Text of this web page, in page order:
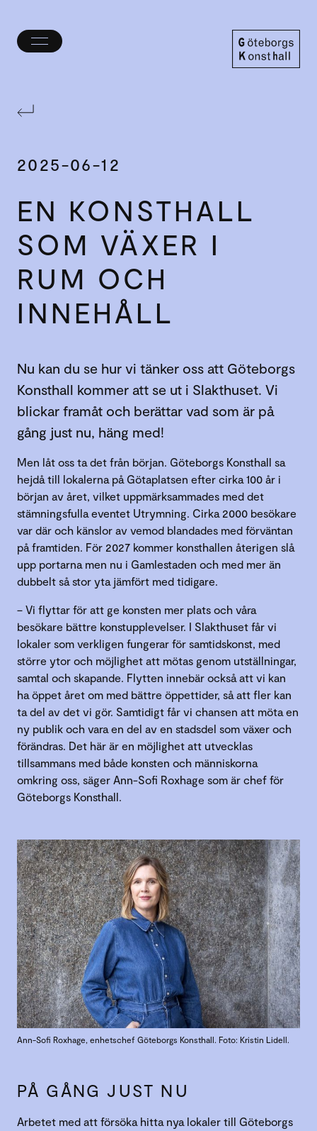
Öppna/stäng
2025-06-12
EN KONSTHALL
SOM VÄXER I
RUM OCH
INNEHÅLL
Nu kan du se hur vi tänker oss att Göteborgs
Konsthall kommer att se ut i Slakthuset. Vi
blickar framåt och berättar vad som är på
gång just nu, häng med!
Men låt oss ta det från början. Göteborgs Konsthall sa
hejdå till lokalerna på Götaplatsen efter cirka 100 år i
början av året, vilket uppmärksammades med det
stämningsfulla eventet Utrymning. Cirka 2000 besökare
var där och känslor av vemod blandades med förväntan
på framtiden. För 2027 kommer konsthallen återigen slå
upp portarna men nu i Gamlestaden och med mer än
dubbelt så stor yta jämfört med tidigare.
– Vi flyttar för att ge konsten mer plats och våra
besökare bättre konstupplevelser. I Slakthuset får vi
lokaler som verkligen fungerar för samtidskonst, med
större ytor och möjlighet att mötas genom utställningar,
samtal och skapande. Flytten innebär också att vi kan
ha öppet året om med bättre öppettider, så att fler kan
ta del av det vi gör. Samtidigt får vi chansen att möta en
ny publik och vara en del av en stadsdel som växer och
förändras. Det här är en möjlighet att utvecklas
tillsammans med både konsten och människorna
omkring oss, säger Ann-Sofi Roxhage som är chef för
Göteborgs Konsthall.
Ann-Sofi Roxhage, enhetschef Göteborgs Konsthall. Foto: Kristin Lidell.
PÅ GÅNG JUST NU
Arbetet med att försöka hitta nya lokaler till Göteborgs